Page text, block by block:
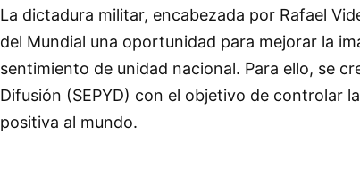
La dictadura militar, encabezada por Rafael
del Mundial una oportunidad para mejorar la
sentimiento de unidad nacional. Para ello, se
Difusión (SEPYD) con el objetivo de controlar
positiva al mundo.